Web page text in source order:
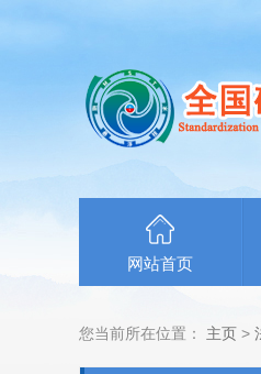
网站首页
您当前所在位置： 主页 >